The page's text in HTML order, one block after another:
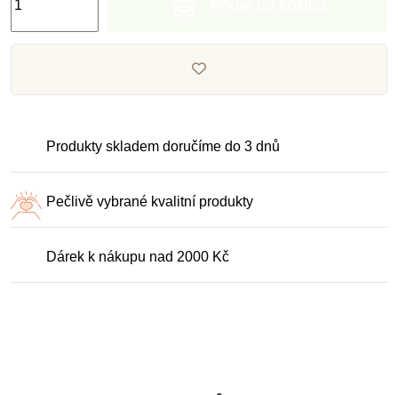
Produkty skladem doručíme do 3 dnů
Pečlivě vybrané kvalitní produkty
Dárek k nákupu nad 2000 Kč